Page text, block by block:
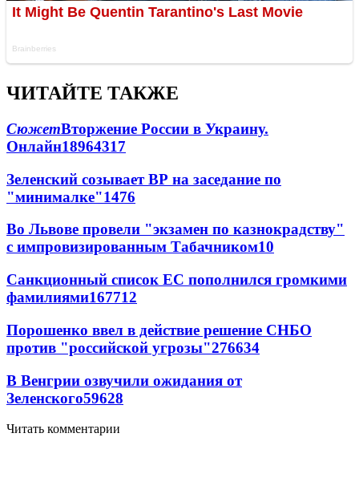
ЧИТАЙТЕ ТАКЖЕ
СюжетВторжение России в Украину.
Онлайн18964317
Зеленский созывает ВР на заседание по
"минималке"1476
Во Львове провели "экзамен по казнокрадству"
с импровизированным Табачником10
Санкционный список ЕС пополнился громкими
фамилиями167712
Порошенко ввел в действие решение СНБО
против "российской угрозы"276634
В Венгрии озвучили ожидания от
Зеленского59628
Читать комментарии